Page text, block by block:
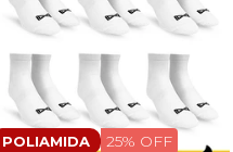
POLIAMIDA 25% OFF